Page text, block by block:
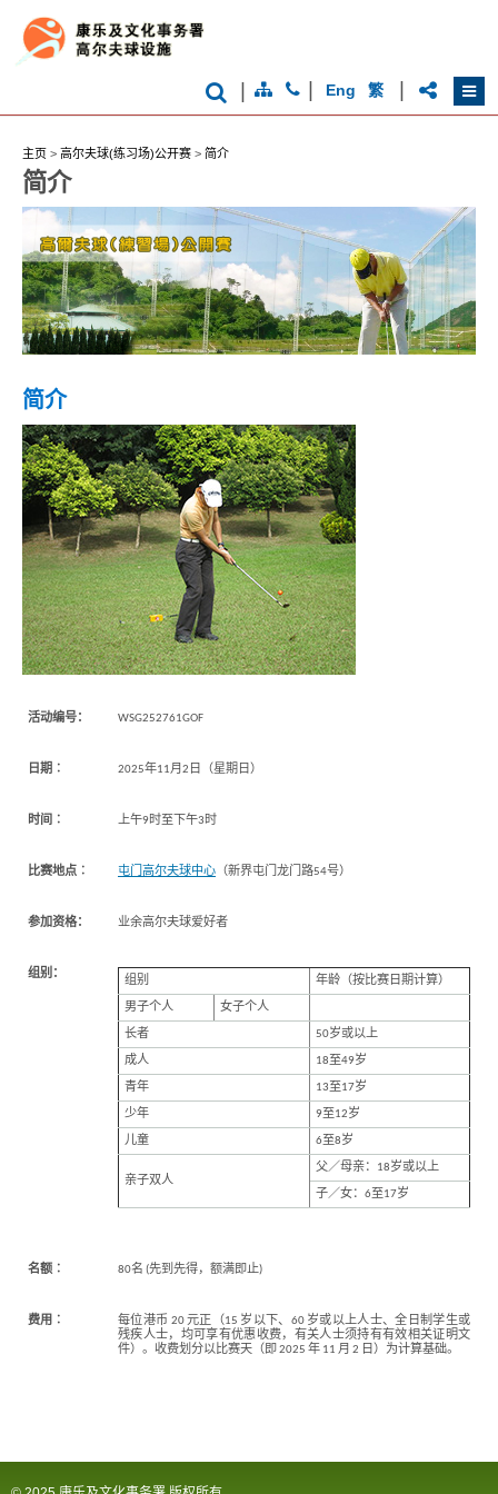
Eng 繁
主页 > 高尔夫球(练习场)公开赛 > 简介
简介
简介
活动编号： WSG252761GOF
日期︰ 2025年11月2日（星期日）
时间︰ 上午9时至下午3时
比赛地点︰ 屯门高尔夫球中心 （新界屯门龙门路54号）
参加资格： 业余高尔夫球爱好者
组别：
组别 年龄（按比赛日期计算）
男子个人 女子个人
长者 50岁或以上
成人 18至49岁
青年 13至17岁
少年 9至12岁
儿童 6至8岁
亲子双人
父／母亲：18岁或以上
子／女：6至17岁
名额︰ 80名 (先到先得，额满即止)
费用︰
每位港币 20 元正（15 岁以下、60 岁或以上人士、全日制学生或
残疾人士，均可享有优惠收费，有关人士须持有有效相关证明文
件）。收费划分以比赛天（即 2025 年 11 月 2 日）为计算基础。